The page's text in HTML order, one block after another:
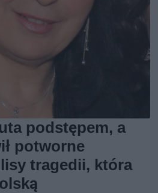
podstępem, a
potworne
tragedii, która